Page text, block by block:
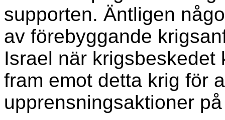
supporten. Äntligen
av förebyggande
Israel när krigsbeskedet
fram emot detta krig för
upprensningsaktioner